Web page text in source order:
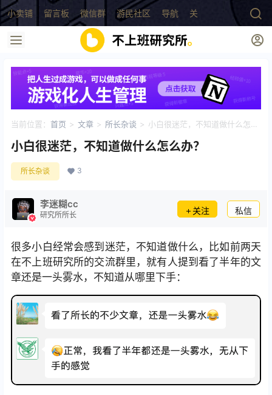
小卖铺 留言板 微信群 游民社区 导航 关于
当前位置： 首页 > 文章 > 所长杂谈 > 小白很迷茫，不知道做什么怎么
小白很迷茫，不知道做什么怎么办？
所长杂谈 3
李迷糊cc
研究所所长 关注 私信
很多小白经常会感到迷茫，不知道做什么，比如前两天
在不上班研究所的交流群里，就有人提到看了半年的文
章还是一头雾水，不知道从哪里下手：